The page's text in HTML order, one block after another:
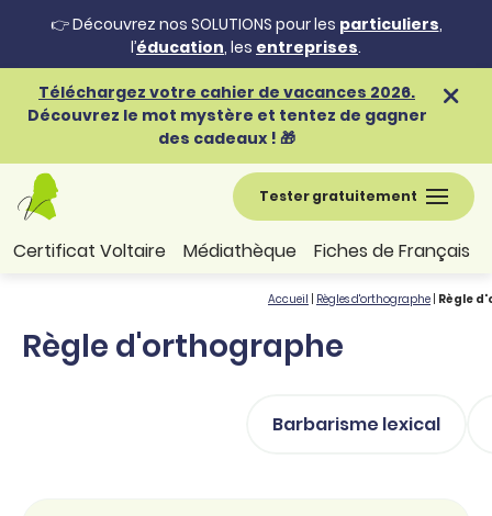
👉 Découvrez nos SOLUTIONS pour les particuliers,
l’éducation, les entreprises.
Téléchargez votre cahier de vacances 2026.
Découvrez le mot mystère et tentez de gagner
des cadeaux ! 🎁
Tester gratuitement
Certificat Voltaire Médiathèque Fiches de Français
Accueil Règles d'orthographe Règle
Règle d'orthographe
Barbarisme lexical